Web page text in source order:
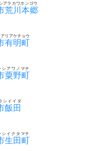
荒川本郷
アラカワホンゴウ
有明町
リアケチョウ
粟野町
シアワノマチ
飯田
シイイダ
生田町
シイクタマチ